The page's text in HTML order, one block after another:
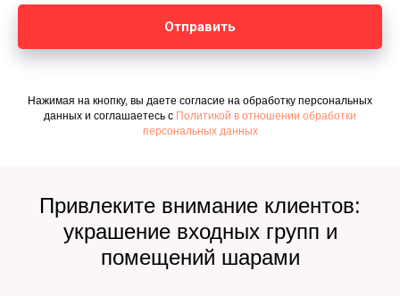
Отправить
Нажимая на кнопку, вы даете согласие на обработку персональных
данных и соглашаетесь c Политикой в отношении обработки
персональных данных
Привлеките внимание клиентов:
украшение входных групп и
помещений шарами